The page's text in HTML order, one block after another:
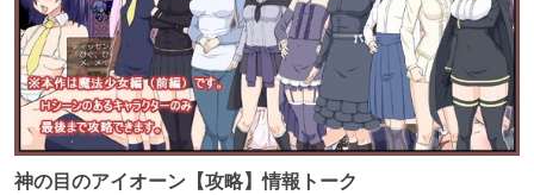
神の目のアイオーン【攻略】情報トーク